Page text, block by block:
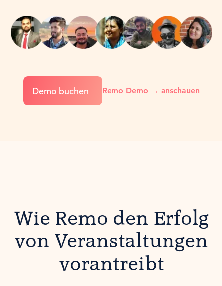
Demo buchen Remo Demo → anschauen
Wie Remo den Erfolg
von Veranstaltungen
vorantreibt